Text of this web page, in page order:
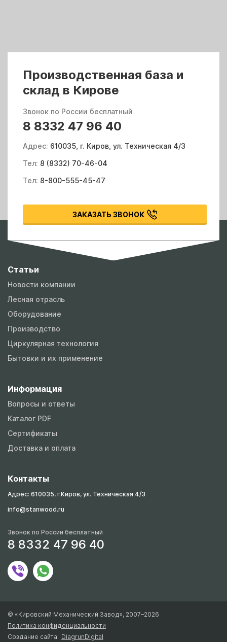
Производственная база и
склад в Кирове
Звонок по России бесплатный
8 8332 47 96 40
Адрес: 610035, г. Киров, ул. Техническая 4/3
Тел: 8 (8332) 70-46-04
Тел: 8-800-555-45-47
ЗАКАЗАТЬ ЗВОНОК
Статьи
Новости компании
Лесная отрасль
Оборудование
Производство
Циркулярная технология
Бытовки и их применение
Информация
Вопросы и ответы
Каталог PDF
Сертификаты
Доставка и оплата
Контакты
Адрес: 610035, г.Киров, ул. Техническая 4/3
info@stanwood.ru
Звонок по России бесплатный
8 8332 47 96 40
© «Кировский Механический Завод», 2007–2026
Политика конфиденциальности
Создание сайта: DiagrunDigital